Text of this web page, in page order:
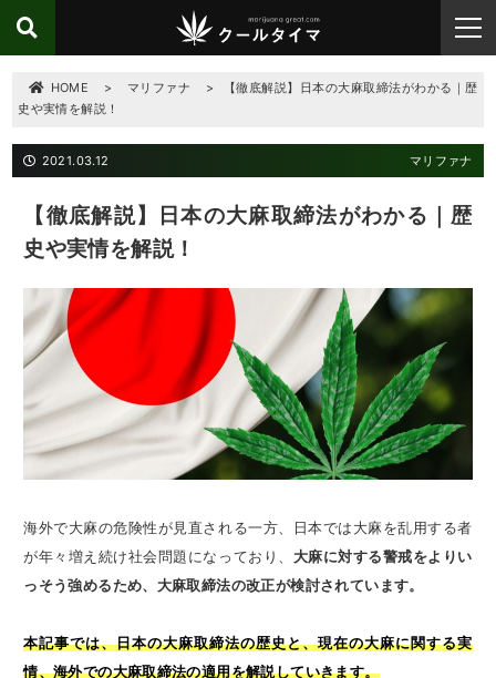
HOME > マリファナ >
【徹底解説】日本の大麻取締法がわかる｜歴
史や実情を解説！
2021.03.12 マリファナ
【徹底解説】日本の大麻取締法がわかる｜歴
史や実情を解説！
海外で大麻の危険性が見直される一方、日本では大麻を乱用する者
が年々増え続け社会問題になっており、 大麻に対する警戒をよりい
っそう強めるため、大麻取締法の改正が検討されています。
本記事では、日本の大麻取締法の歴史と、現在の大麻に関する実
情、海外での大麻取締法の適用を解説していきます。